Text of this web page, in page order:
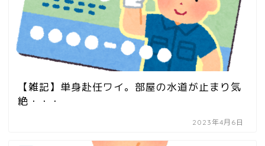
【雑記】単身赴任ワイ。部屋の水道が止まり気
絶・・・
2023年4月6日